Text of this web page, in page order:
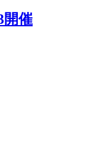
開催